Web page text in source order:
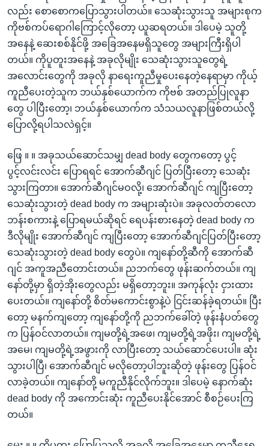
လည်း စောစောကပြောသွားပါတယ်။ သေဆုံးသွားသူ အများစုက
ကိုဗစ်ကပ်ရောဂါကြောင့်လိုတော့ ယူဆရတယ်။ ဒါပေမဲ့ သူတို့
အနေနဲ့ ဆေးစစ်နိုင်ဖို့ အခြေအနေမရှိသူတွေ အများကြီးရှိပါ
တယ်။ ကိုပူတူးအနေနဲ့ အခုလိုမျိုး သေဆုံးသွားသူတွေရဲ့
အလောင်းတွေကို အခုလို နာရေးကူညီမှုပေးနေတဲ့နေရာမှာ ကိုယ့်
ကူညီပေးတဲ့သူက ဘယ်နှစ်ယောက်က ကိုဗစ် အတည်ပြုလူနာ
တွေ ပါပြီးတော့၊ ဘယ်နှစ်ယောက်က သံသယလူနာဖြစ်တယ်လို့
ပြောလို့ရပါသလဲရှင့်။
ဖြေ ။ ။ အခုသယ်ဆောင်သမျှ dead body တွေကတော့ ပွင့်
ပွင့်လင်းလင်း ပြောရရင် အောက်ဆီဂျင် ပြတ်ပြီးတော့ သေဆုံး
သွားကြတာ။ အောက်ဆီဂျင်မဝလို့၊ အောက်ဆီဂျင် ကျပြီးတော့
သေဆုံးသွားတဲ့ dead body က အများဆုံးပဲ။ အခုလတ်တလော
ဘန်းစကားနဲ့ ပြောရမယ်ဆိုရင် ရေပန်းစားနေတဲ့ dead body က
ဒီလိုမျိုး အောက်ဆီဂျင် ကျပြီးတော့ အောက်ဆီဂျင်ပြတ်ပြီးတော့
သေဆုံးသွားတဲ့ dead body တွေပဲ။ ကျနော်တို့ဆီကို အောက်ဆီ
ဂျင် အကူအညီတောင်းတယ်။ ညဘက်တွေ ဖုန်းဆက်တယ်။ ကျ
နော်တို့မှာ ရှိတဲ့အိုးတွေလည်း မရှိတော့ဘူး။ အကုန်လုံး ငှားထား
ပေးတယ်။ ကျနော်တို့ စိတ်မကောင်းစွာနဲ့ပဲ ငြင်းဆန်ခဲ့ရတယ်။ ပြီး
တော့ မနက်ကျတော့ ကျနော်တို့ကို ညဘက်ခေါ်တဲ့ ဖုန်းနံပတ်တွေ
က ပြန်ဝင်လာတယ်။ ကျမတို့ရဲ့အဖေ၊ ကျမတို့ရဲ့အဖိုး၊ ကျမတို့ရဲ့
အမေ၊ ကျမတို့ရဲ့အဖွားကို လာပြီးတော့ သယ်ဆောင်ပေးပါ။ ဆုံး
သွားပါပြီ၊ အောက်ဆီဂျင် မလိုတော့ပါဘူးဆိုတဲ့ ဖုန်းတွေ ပြန်ဝင်
လာခဲ့တယ်။ ကျနော်တို့ မကူညီနိုင်လိုက်ဘူး။ ဒါပေမဲ့ နောက်ဆုံး
dead body ကို အကောင်းဆုံး ကူညီပေးနိုင်အောင် စီစဉ်ပေးကြ
တယ်။